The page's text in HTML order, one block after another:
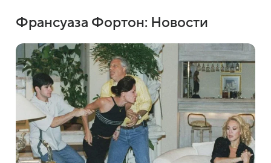
Франсуаза Фортон: Новости